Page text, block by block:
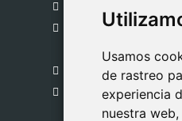
Usamos
de rastreo
experiencia
nuestra
Usamos
de rastreo
experiencia
nuestra
C. del Pradillo, 6,
Madrid
918 459 877
Lunes a Viernes
09:00 - 13:00